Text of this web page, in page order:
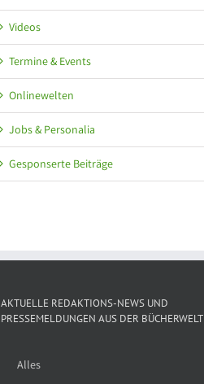
Videos
Termine & Events
Onlinewelten
Jobs & Personalia
Gesponserte Beiträge
AKTUELLE REDAKTIONS-NEWS UND
PRESSEMELDUNGEN AUS DER BÜCHERWELT
Alles